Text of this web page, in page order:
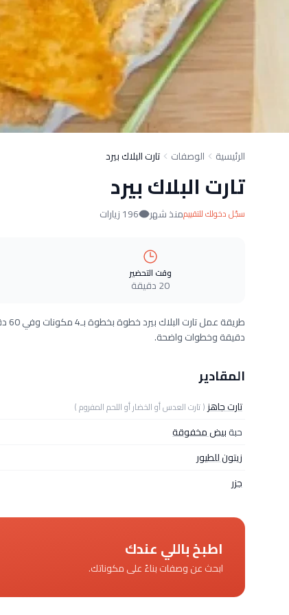
الرئيسية الوصفات تارت البلاك بيرد
تارت البلاك بيرد
سجّل دخولك للتقييممنذ شهر 196 زيارات
وقت التحضير
20 دقيقة
دقيقة وخطوات واضحة.
المقادير
تارت جاهز ( تارت العدس أو الخضار أو اللحم المفروم )
حبةبيض مخفوقة
زيتون للطيور
جزر
اطبخ باللي عندك
ابحث عن وصفات بناءً على مكوناتك.